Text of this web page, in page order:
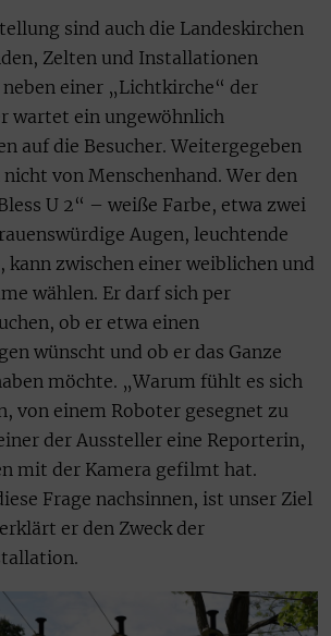
sind auch die Landeskirchen
Zelten und Installationen
einer „Lichtkirche“ der
wartet ein ungewöhnlich
auf die Besucher. Weitergegeben
von Menschenhand. Wer den
U 2“ – weiße Farbe, etwa zwei
Augen, leuchtende
kann zwischen einer weiblichen und
wählen. Er darf sich per
ob er etwa einen
wünscht und ob er das Ganze
möchte. „Warum fühlt es sich
von einem Roboter gesegnet zu
der Aussteller eine Reporterin,
mit der Kamera gefilmt hat.
Frage nachsinnen, ist unser Ziel
er den Zweck der